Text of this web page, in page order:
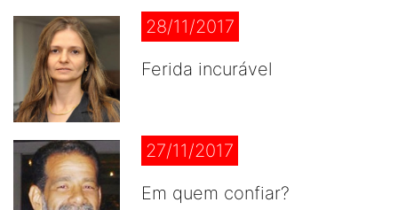
28/11/2017
Ferida incurável
27/11/2017
Em quem confiar?